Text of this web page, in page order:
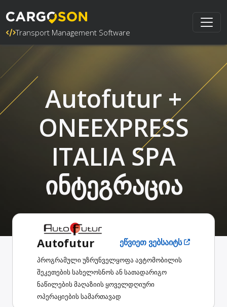
Transport Management Software
Autofutur +
ONEEXPRESS
ITALIA SPA
ინტეგრაცია
Autofutur ეწვიეთ ვებსაიტს
პროგრამული უზრუნველყოფა ავტომობილის
შეკეთების სახელოსნოს ან სათადარიგო
ნაწილების მაღაზიის ყოველდღიური
ოპერაციების სამართავად